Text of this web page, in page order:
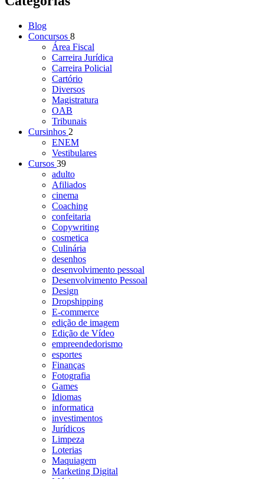
Blog
Concursos 8
Área Fiscal
Carreira Jurídica
Carreira Policial
Cartório
Diversos
Magistratura
OAB
Tribunais
Cursinhos 2
ENEM
Vestibulares
Cursos 39
adulto
Afiliados
cinema
Coaching
confeitaria
Copywriting
cosmetica
Culinária
desenhos
desenvolvimento pessoal
Desenvolvimento Pessoal
Design
Dropshipping
E-commerce
edição de imagem
Edição de Vídeo
empreendedorismo
esportes
Finanças
Fotografia
Games
Idiomas
informatica
investimentos
Jurídicos
Limpeza
Loterias
Maquiagem
Marketing Digital